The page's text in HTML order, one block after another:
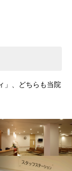
」、どちらも当院